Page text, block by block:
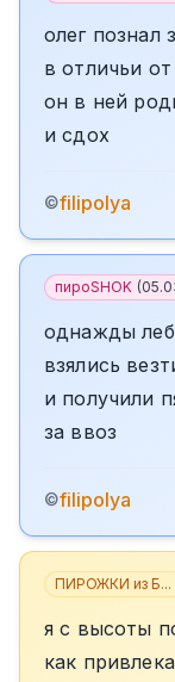
олег познал
в отличьи
он в ней
и сдох
©filipolya
пироSHOK (
однажды
взялись
и получили
за ввоз
©filipolya
ПИРОЖКИ из Б...
я с высоты
как